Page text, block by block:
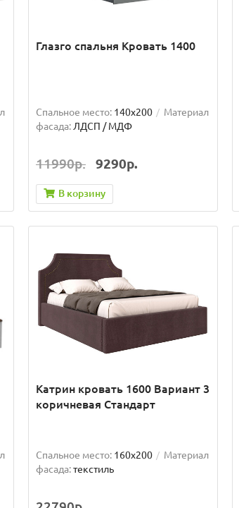
Глазго спальня Кровать 1400
Спальное место: 140x200
Материал
фасада:ЛДСП / МДФ
11990р. 9290р.
В корзину
Катрин кровать 1600 Вариант 3
коричневая Стандарт
Спальное место: 160x200
Материал
фасада:текстиль